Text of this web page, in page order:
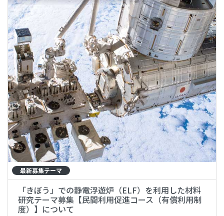
最新募集テーマ
「きぼう」での静電浮遊炉（ELF）を利用した材料
研究テーマ募集【民間利用促進コース（有償利用制
度）】について